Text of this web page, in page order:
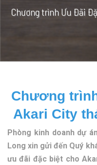
Chương trình Ưu Đãi
Chương
Akari City
Phòng kinh doanh dự
Long xin gửi đến Quý
ưu đãi đặc biệt cho